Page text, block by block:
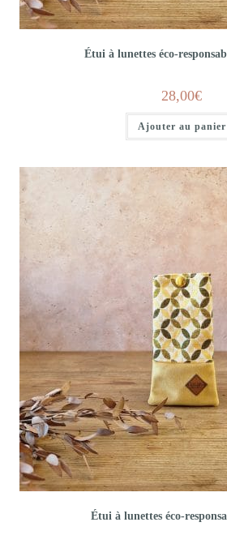
Étui à lunettes éco-
28,00€
Ajouter au panier
Étui à lunettes éco-